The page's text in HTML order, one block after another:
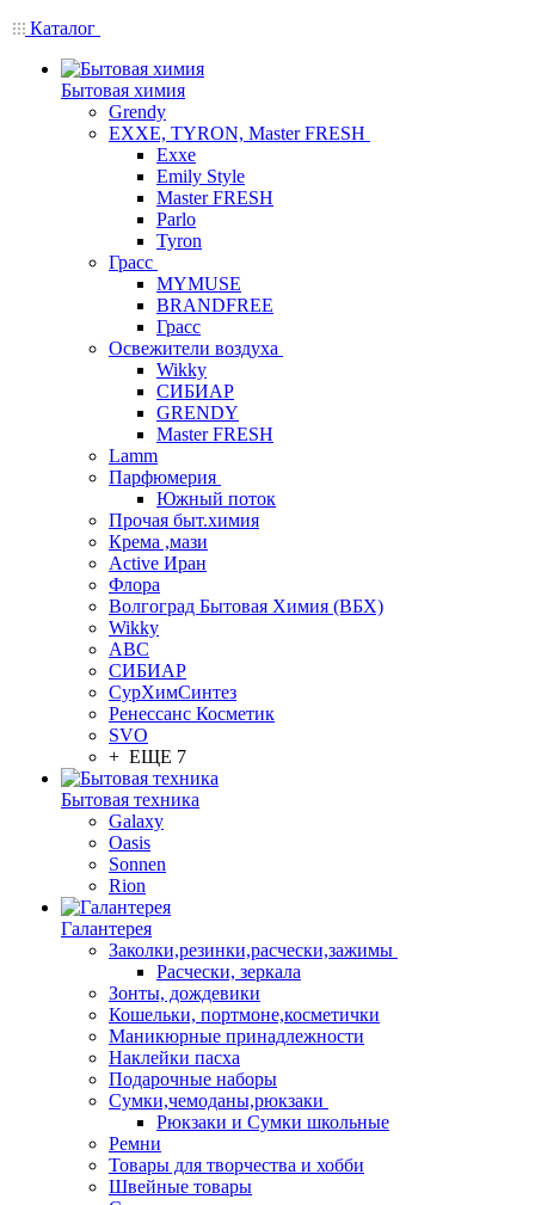
Каталог
Бытовая химия
Grendy
EXXE, TYRON, Master FRESH
Exxe
Emily Style
Master FRESH
Parlo
Tyron
Грасс
MYMUSE
BRANDFREE
Грасс
Освежители воздуха
Wikky
СИБИАР
GRENDY
Master FRESH
Lamm
Парфюмерия
Южный поток
Прочая быт.химия
Крема ,мази
Аctive Иран
Флора
Волгоград Бытовая Химия (ВБХ)
Wikky
АВС
СИБИАР
СурХимСинтез
Ренессанс Косметик
SVO
+ ЕЩЕ 7
Бытовая техника
Galaxy
Oasis
Sonnen
Rion
Галантерея
Заколки,резинки,расчески,зажимы
Расчески, зеркала
Зонты, дождевики
Кошельки, портмоне,косметички
Маникюрные принадлежности
Наклейки пасха
Подарочные наборы
Сумки,чемоданы,рюкзаки
Рюкзаки и Сумки школьные
Ремни
Товары для творчества и хобби
Швейные товары